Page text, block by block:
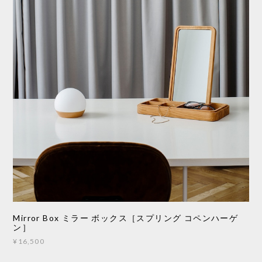
Mirror Box ミラー ボックス［スプリング コペンハーゲ
ン］
¥16,500